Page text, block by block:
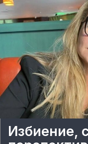
Избиение,